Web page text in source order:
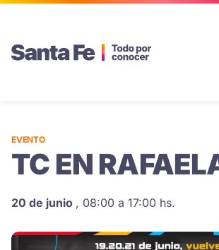
EVENTO
TC EN
20 de junio , 08:00 a 17:00 hs.